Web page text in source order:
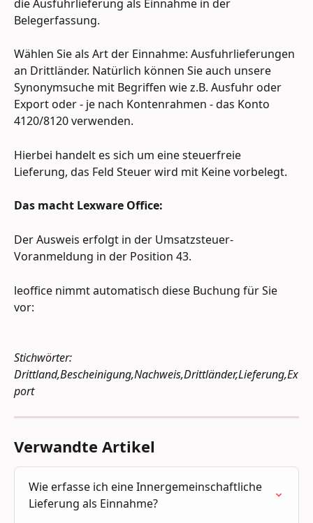
die Ausfuhrlieferung als Einnahme in der
Belegerfassung.
Wählen Sie als Art der Einnahme: Ausfuhrlieferungen
an Drittländer. Natürlich können Sie auch unsere
Synonymsuche mit Begriffen wie z.B. Ausfuhr oder
Export oder - je nach Kontenrahmen - das Konto
4120/8120 verwenden.
Hierbei handelt es sich um eine steuerfreie
Lieferung, das Feld Steuer wird mit Keine vorbelegt.
Das macht Lexware Office:
Der Ausweis erfolgt in der Umsatzsteuer-
Voranmeldung in der Position 43.
leoffice nimmt automatisch diese Buchung für Sie
vor:
Stichwörter:
Drittland,Bescheinigung,Nachweis,Drittländer,Lieferung,Ex
port
Verwandte Artikel
Wie erfasse ich eine Innergemeinschaftliche
Lieferung als Einnahme?